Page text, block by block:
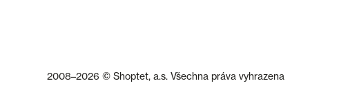
2008–2026 © Shoptet, a.s. Všechna práva vyhrazena